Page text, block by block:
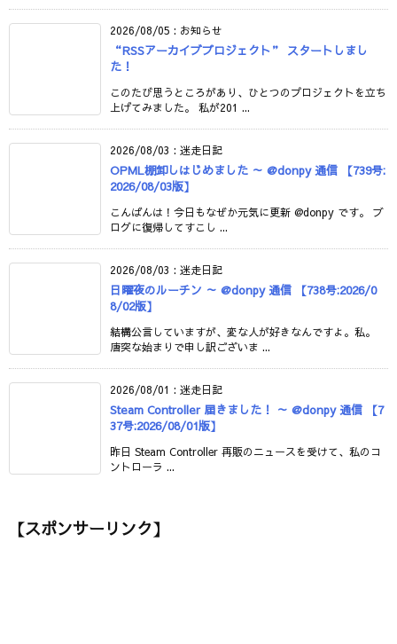
2026/08/05 : お知らせ
“RSSアーカイブプロジェクト” スタートしまし
た！
このたび思うところがあり、ひとつのプロジェクトを立ち
上げてみました。 私が201 ...
2026/08/03 : 迷走日記
OPML棚卸しはじめました ～ @donpy 通信 【739号:
2026/08/03版】
こんばんは！今日もなぜか元気に更新 @donpy です。 ブ
ログに復帰してすこし ...
2026/08/03 : 迷走日記
日曜夜のルーチン ～ @donpy 通信 【738号:2026/0
8/02版】
結構公言していますが、変な人が好きなんですよ。私。
唐突な始まりで申し訳ございま ...
2026/08/01 : 迷走日記
Steam Controller 届きました！ ～ @donpy 通信 【7
37号:2026/08/01版】
昨日 Steam Controller 再販のニュースを受けて、私のコ
ントローラ ...
【スポンサーリンク】